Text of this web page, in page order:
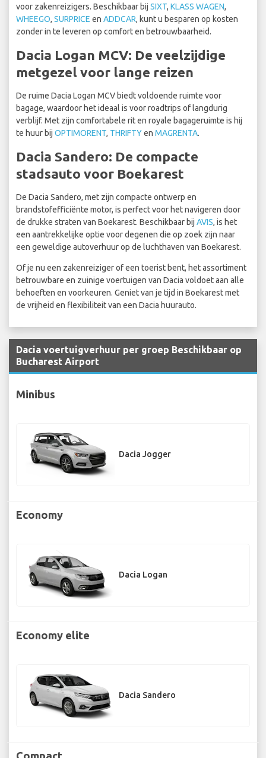
voor zakenreizigers. Beschikbaar bij SIXT, KLASS WAGEN,
WHEEGO, SURPRICE en ADDCAR, kunt u besparen op kosten
zonder in te leveren op comfort en betrouwbaarheid.
Dacia Logan MCV: De veelzijdige
metgezel voor lange reizen
De ruime Dacia Logan MCV biedt voldoende ruimte voor
bagage, waardoor het ideaal is voor roadtrips of langdurig
verblijf. Met zijn comfortabele rit en royale bagageruimte is hij
te huur bij OPTIMORENT, THRIFTYen MAGRENTA.
Dacia Sandero: De compacte
stadsauto voor Boekarest
De Dacia Sandero, met zijn compacte ontwerp en
brandstofefficiënte motor, is perfect voor het navigeren door
de drukke straten van Boekarest. Beschikbaar bij AVIS, is het
een aantrekkelijke optie voor degenen die op zoek zijn naar
een geweldige autoverhuur op de luchthaven van Boekarest.
Of je nu een zakenreiziger of een toerist bent, het assortiment
betrouwbare en zuinige voertuigen van Dacia voldoet aan alle
behoeften en voorkeuren. Geniet van je tijd in Boekarest met
de vrijheid en flexibiliteit van een Dacia huurauto.
Dacia voertuigverhuur per groep Beschikbaar op
Bucharest Airport
Minibus
Dacia Jogger
Economy
Dacia Logan
Economy elite
Dacia Sandero
Compact